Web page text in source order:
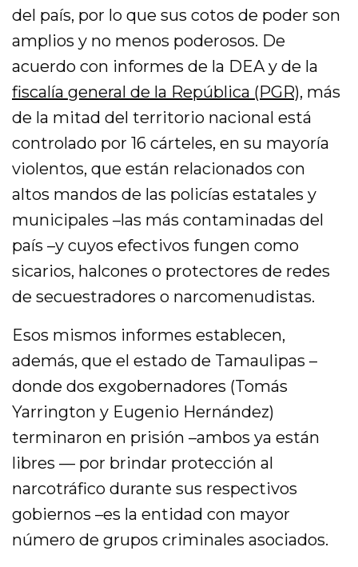
del país, por lo que sus cotos de poder son
amplios y no menos poderosos. De
acuerdo con informes de la DEA y de la
fiscalía general de la República (PGR), más
de la mitad del territorio nacional está
controlado por 16 cárteles, en su mayoría
violentos, que están relacionados con
altos mandos de las policías estatales y
municipales –las más contaminadas del
país –y cuyos efectivos fungen como
sicarios, halcones o protectores de redes
de secuestradores o narcomenudistas.
Esos mismos informes establecen,
además, que el estado de Tamaulipas –
donde dos exgobernadores (Tomás
Yarrington y Eugenio Hernández)
terminaron en prisión –ambos ya están
libres — por brindar protección al
narcotráfico durante sus respectivos
gobiernos –es la entidad con mayor
número de grupos criminales asociados.